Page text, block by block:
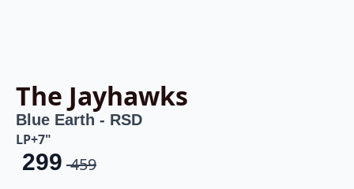
The Jayhawks
Blue Earth - RSD
LP+7"
459
Opprinnelig
299
Nåværende